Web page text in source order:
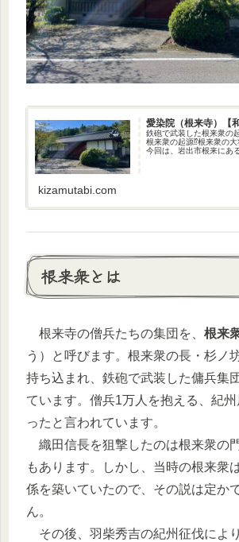
愛染院（根来寺）【
鉄砲で武装した根来衆の
根来衆の起源⁉︎根来衆の大
今回は、岩出市根来にあ
kizamutabi.com
根来衆とは
根来寺の僧兵たちの集団を、 根来
う）と呼びます。根来衆の長・杉ノ
持ち込まれ、鉄砲で武装した傭兵集
ています。僧兵1万人を抱える、紀
ったと言われています。
織田信長を狙撃したのは根来衆の
もあります。しかし、当時の根来衆
係を築いていたので、その説は定か
ん。
その後、羽柴秀吉の紀州征伐によ